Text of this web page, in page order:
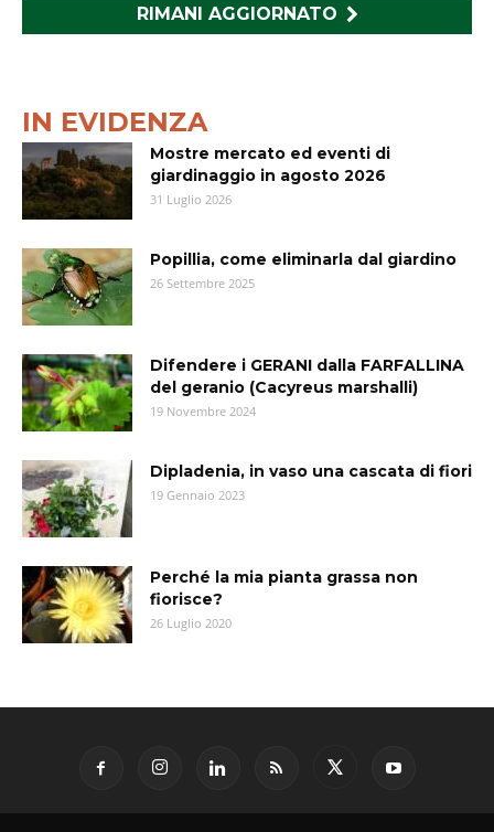
RIMANI AGGIORNATO
IN EVIDENZA
Mostre mercato ed eventi di
giardinaggio in agosto 2026
31 Luglio 2026
Popillia, come eliminarla dal giardino
26 Settembre 2025
Difendere i GERANI dalla FARFALLINA
del geranio (Cacyreus marshalli)
19 Novembre 2024
Dipladenia, in vaso una cascata di fiori
19 Gennaio 2023
Perché la mia pianta grassa non
fiorisce?
26 Luglio 2020